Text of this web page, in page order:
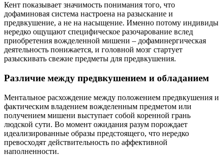
Кент показывает значимость понимания того, что
дофаминовая система настроена на разыскание и
предвкушение, а не на насыщение. Именно потому индивиды
нередко ощущают специфическое разочарование вслед
приобретения вожделенной мишени – дофаминергическая
деятельность понижается, и головной мозг стартует
разыскивать свежие предметы для предвкушения.
Различие между предвкушением и обладанием
Ментальное расхождение между положением предвкушения и
фактическим владением вожделенным предметом или
получением мишени выступает собой коренной грань
людской сути. Во момент ожидания разум порождает
идеализированные образы предстоящего, что нередко
превосходят действительность по аффективной
наполненности.